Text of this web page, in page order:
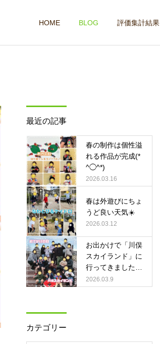
HOME BLOG 評価集計結果
最近の記事
春の制作は個性溢
れる作品が完成(*
^◯^*)
2026.03.16
春は外遊びにちょ
うど良い天気☀️
2026.03.12
お出かけで「川俣
スカイランド」に
行ってきました🚗
♫
2026.03.9
カテゴリー